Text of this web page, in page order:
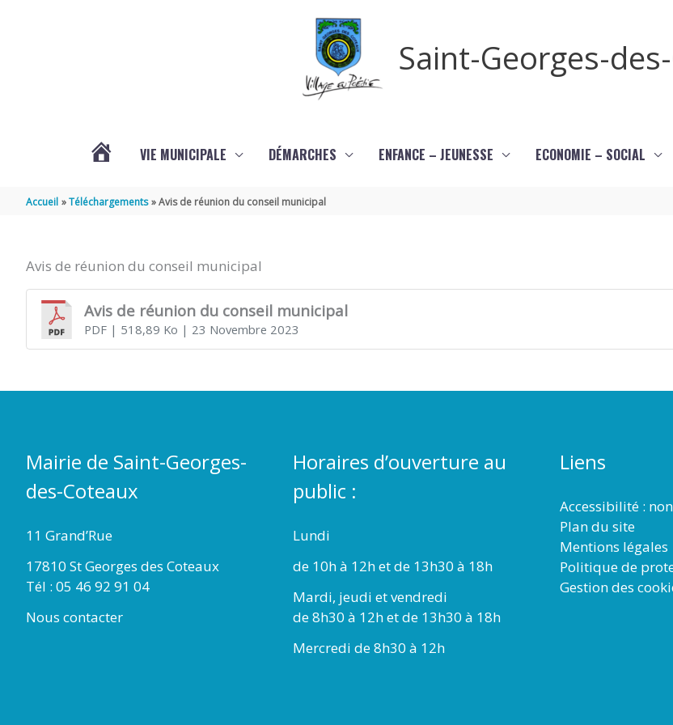
Saint-Georges-
VIE MUNICIPALE DÉMARCHES ENFANCE – JEUNESSE ECONOMIE – SOCIAL
Accueil Téléchargements Avis de réunion du conseil municipal
Avis de réunion du conseil municipal
Avis de réunion du conseil municipal
PDF| 518,89 Ko | 23 Novembre 2023
Mairie de Saint-Georges-
des-Coteaux
11 Grand’Rue
17810 St Georges des Coteaux
Tél : 05 46 92 91 04
Nous contacter
Horaires d’ouverture au
public :
Lundi
de 10h à 12h et de 13h30 à 18h
Mardi, jeudi et vendredi
de 8h30 à 12h et de 13h30 à 18h
Mercredi de 8h30 à 12h
Liens
Accessibilité :
Plan du site
Mentions légales
Politique de
Gestion des